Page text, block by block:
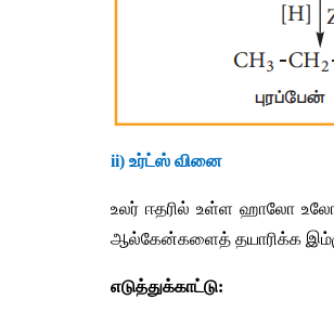
ii) உர்ட்ஸ் வினை
உலர் ஈதரில் உள்ள ஹாலோ
ஆல்கேன்களைத் தயாரிக்க
எடுத்துக்காட்டு: